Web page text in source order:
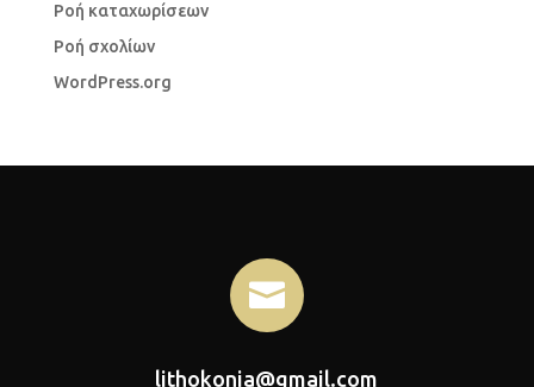
Ροή καταχωρίσεων
Ροή σχολίων
WordPress.org

lithokonia@gmail.com